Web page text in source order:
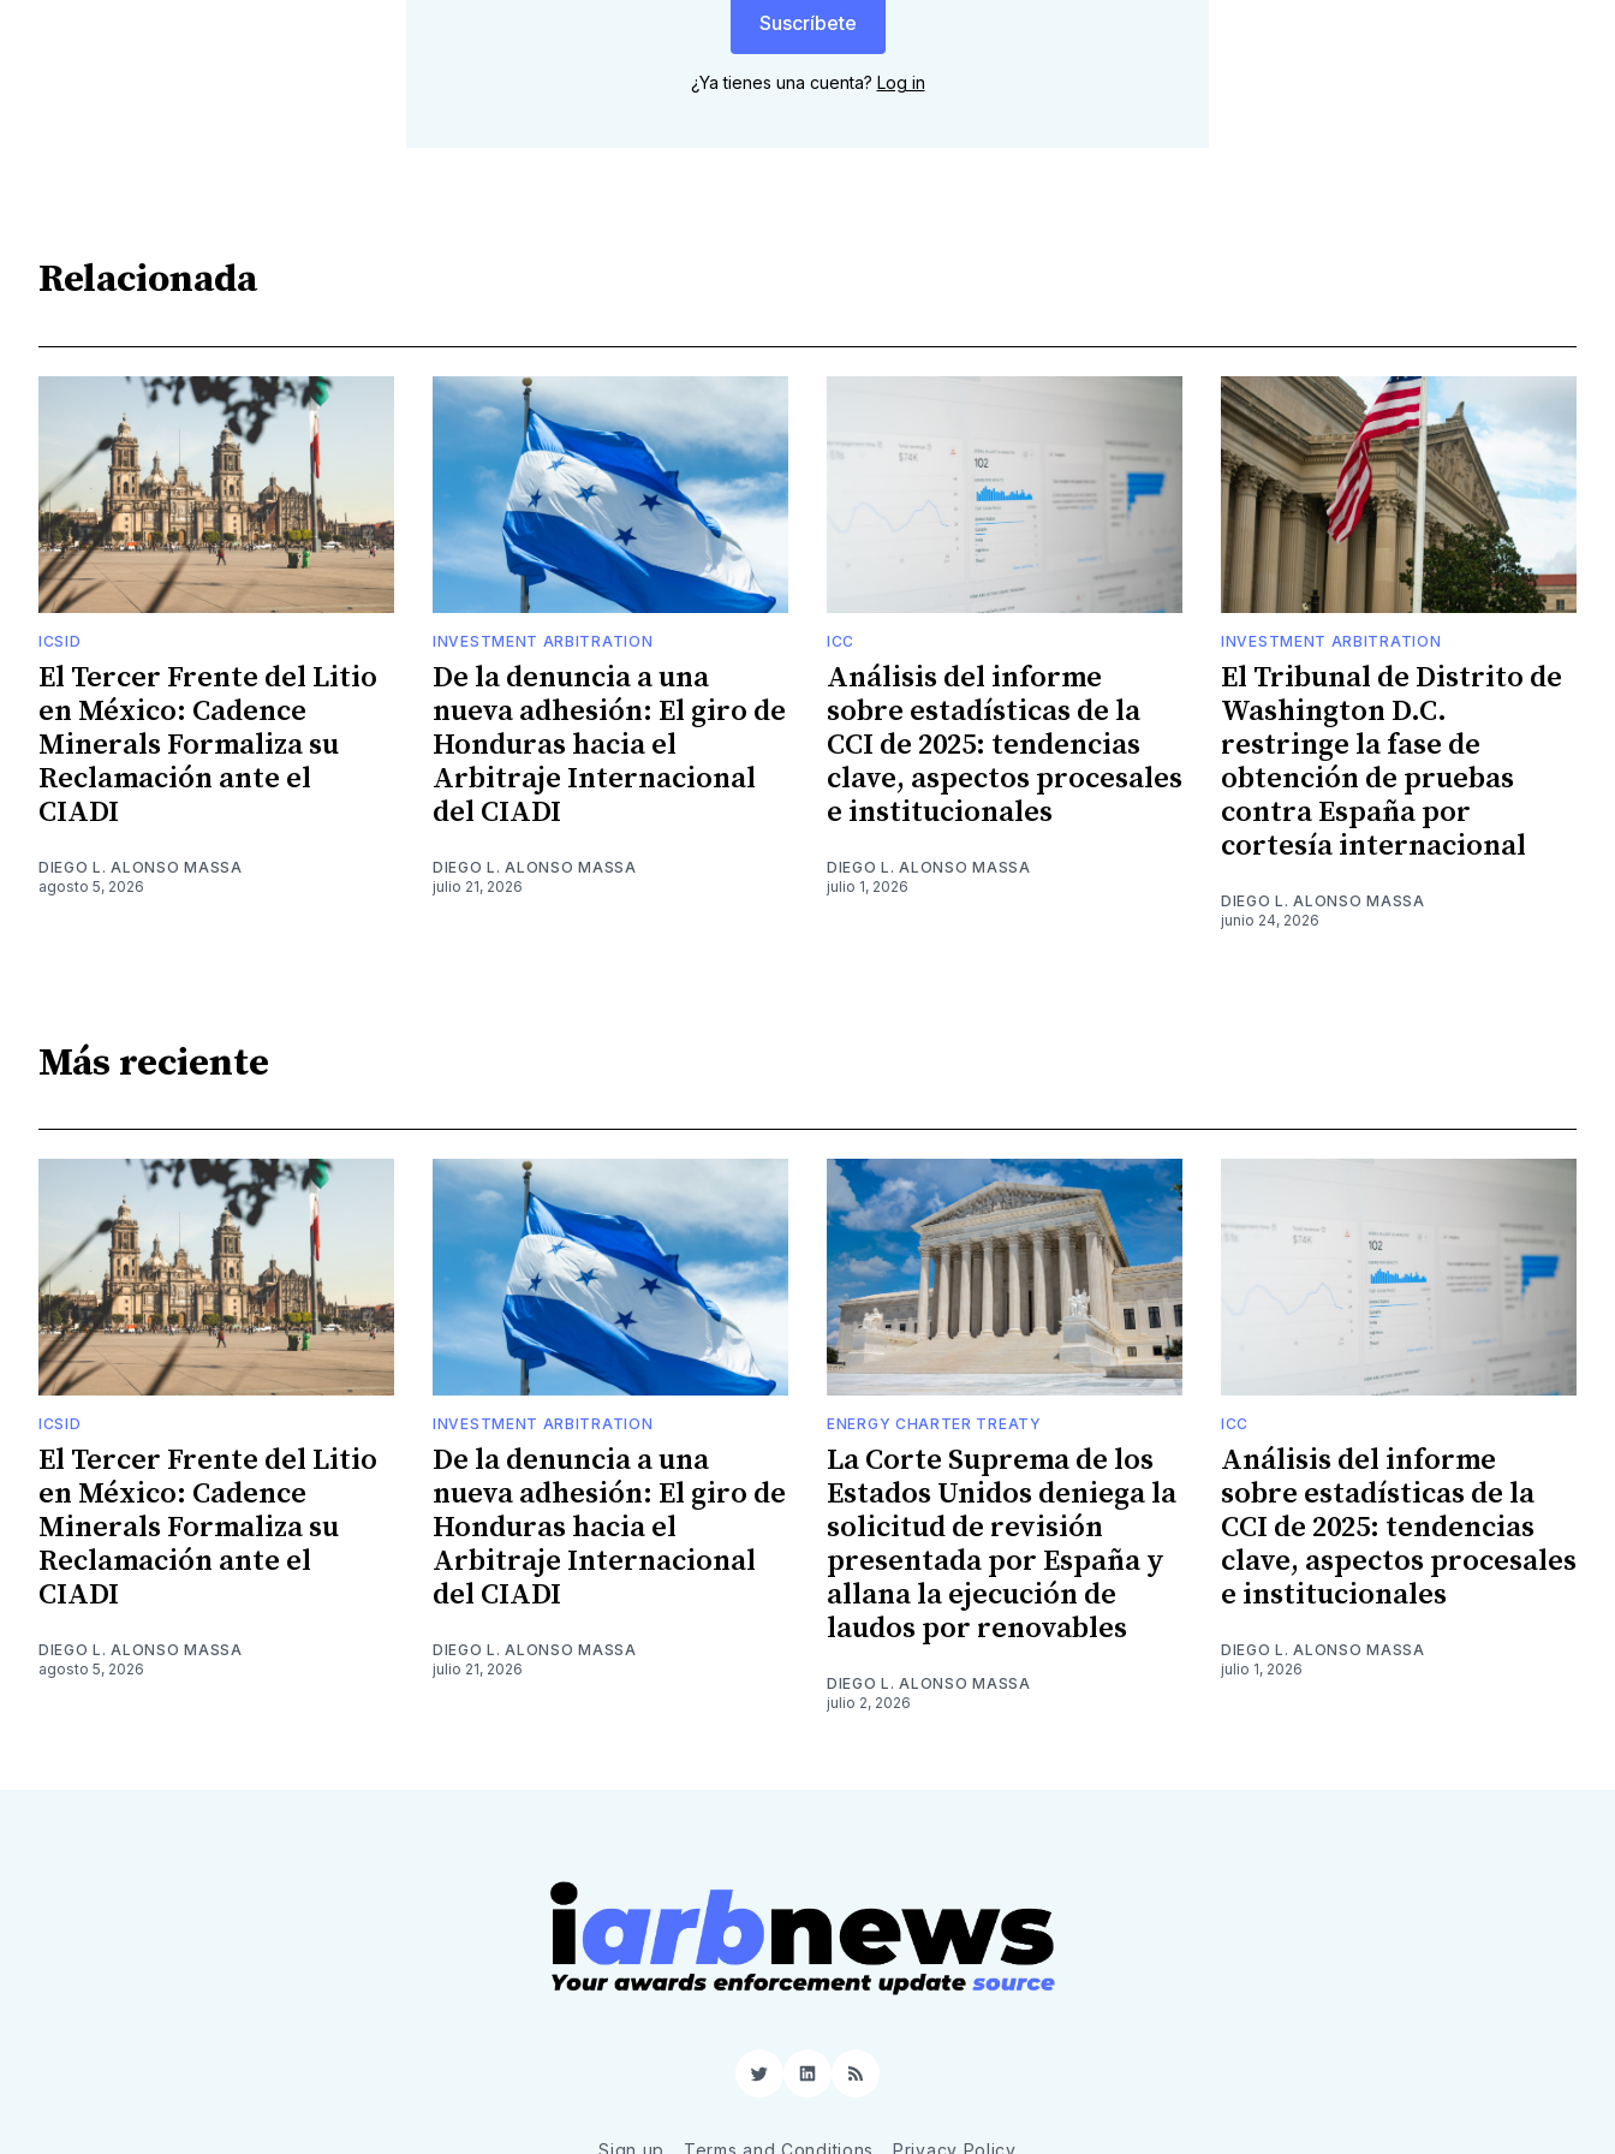
Suscríbete
¿Ya tienes una cuenta? Log in
Relacionada
ICSID
El Tercer Frente del Litio
en México: Cadence
Minerals Formaliza su
Reclamación ante el
CIADI
DIEGO L. ALONSO MASSA
agosto 5, 2026
INVESTMENT ARBITRATION
De la denuncia a una
nueva adhesión: El giro de
Honduras hacia el
Arbitraje Internacional
del CIADI
DIEGO L. ALONSO MASSA
julio 21, 2026
ICC
Análisis del informe
sobre estadísticas de la
CCI de 2025: tendencias
clave, aspectos procesales
e institucionales
DIEGO L. ALONSO MASSA
julio 1, 2026
INVESTMENT ARBITRATION
El Tribunal de Distrito de
Washington D.C.
restringe la fase de
obtención de pruebas
contra España por
cortesía internacional
DIEGO L. ALONSO MASSA
junio 24, 2026
Más reciente
ICSID
El Tercer Frente del Litio
en México: Cadence
Minerals Formaliza su
Reclamación ante el
CIADI
DIEGO L. ALONSO MASSA
agosto 5, 2026
INVESTMENT ARBITRATION
De la denuncia a una
nueva adhesión: El giro de
Honduras hacia el
Arbitraje Internacional
del CIADI
DIEGO L. ALONSO MASSA
julio 21, 2026
ENERGY CHARTER TREATY
La Corte Suprema de los
Estados Unidos deniega la
solicitud de revisión
presentada por España y
allana la ejecución de
laudos por renovables
DIEGO L. ALONSO MASSA
julio 2, 2026
ICC
Análisis del informe
sobre estadísticas de la
CCI de 2025: tendencias
clave, aspectos procesales
e institucionales
DIEGO L. ALONSO MASSA
julio 1, 2026
TwitterLinkedIn
RSS